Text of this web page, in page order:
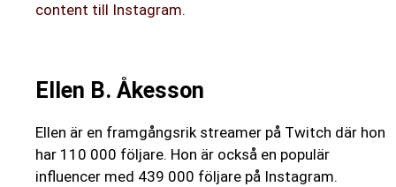
content till Instagram.
Ellen B. Åkesson
Ellen är en framgångsrik streamer på Twitch där hon
har 110 000 följare. Hon är också en populär
influencer med 439 000 följare på Instagram.